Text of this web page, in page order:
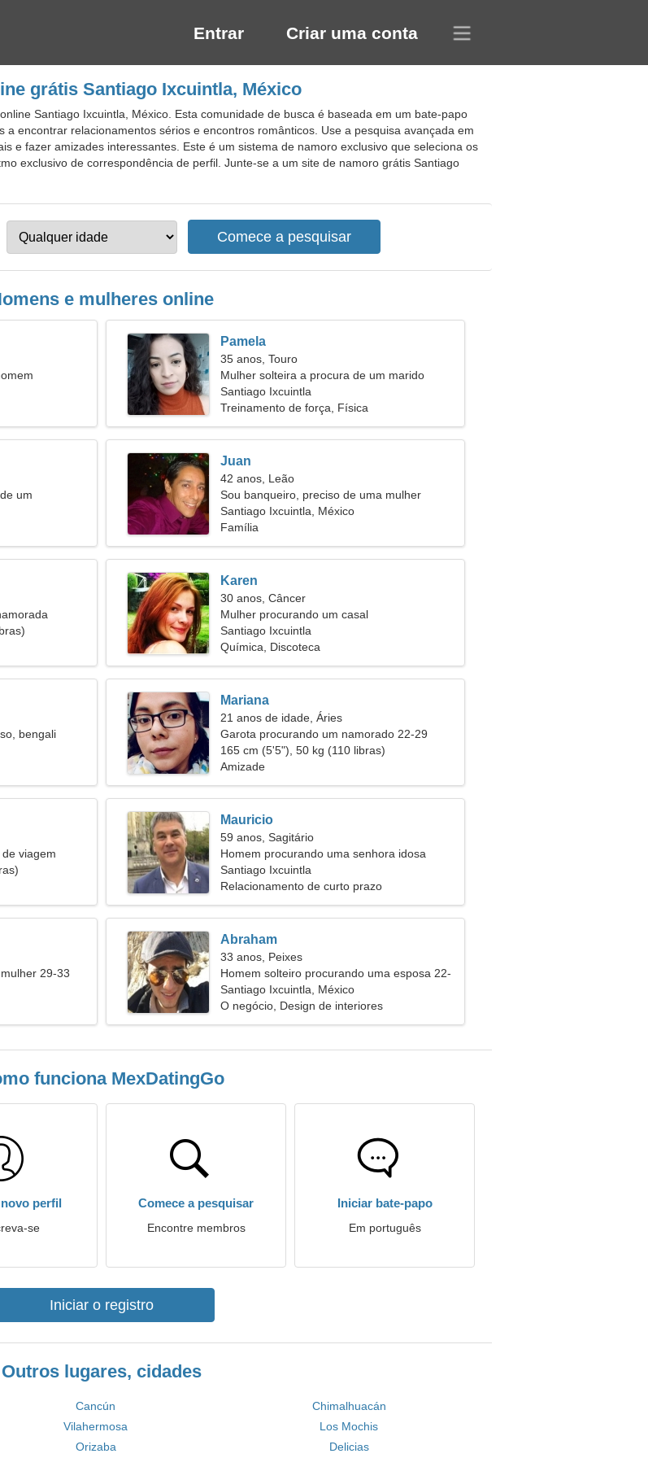
Entrar Criar uma conta
grátis Santiago Ixcuintla, México
Santiago Ixcuintla, México. Esta comunidade de busca é baseada em um bate-papo
encontrar relacionamentos sérios e encontros românticos. Use a pesquisa avançada em
e fazer amizades interessantes. Este é um sistema de namoro exclusivo que seleciona os
exclusivo de correspondência de perfil. Junte-se a um site de namoro grátis Santiago
e mulheres online
Pamela
35 anos, Touro
Mulher solteira a procura de um marido
Santiago Ixcuintla
Treinamento de força, Física
um
Juan
42 anos, Leão
Sou banqueiro, preciso de uma mulher
encantadora
Santiago Ixcuintla, México
Família
Karen
30 anos, Câncer
Mulher procurando um casal
Santiago Ixcuintla
Química, Discoteca
bengali
Mariana
21 anos de idade, Áries
Garota procurando um namorado 22-29
165 cm (5'5"), 50 kg (110 libras)
Amizade
viagem
Mauricio
59 anos, Sagitário
Homem procurando uma senhora idosa
Santiago Ixcuintla
Relacionamento de curto prazo
29-33
Abraham
33 anos, Peixes
Homem solteiro procurando uma esposa 22-
30
Santiago Ixcuintla, México
O negócio, Design de interiores
funciona MexDatingGo
perfil
se
Comece a pesquisar
Encontre membros
Iniciar bate-papo
Em português
Iniciar o registro
Outros lugares, cidades
Cancún
Chimalhuacán
Vilahermosa
Los Mochis
Orizaba Delicias